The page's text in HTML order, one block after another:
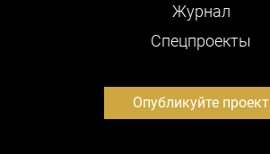
Журнал
Cпецпроекты
Опубликуйте проект